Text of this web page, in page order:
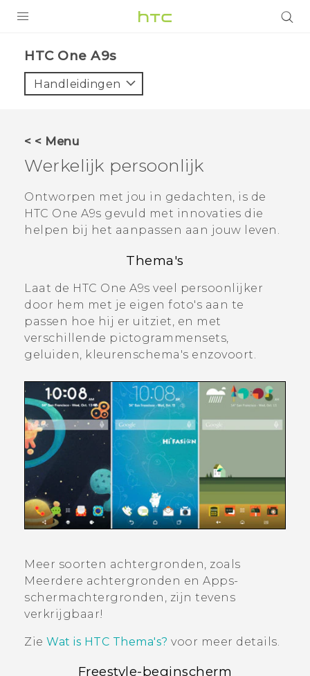
VIVE
HTC Club
SUPPORT
HTC One A9s‎
Handleidingen
< < Menu
Werkelijk persoonlijk
Ontworpen met jou in gedachten, is de
HTC One A9s gevuld met innovaties die
helpen bij het aanpassen aan jouw leven.
Thema's
Laat de HTC One A9s veel persoonlijker
door hem met je eigen foto's aan te
passen hoe hij er uitziet, en met
verschillende pictogrammensets,
geluiden, kleurenschema's enzovoort.
Meer soorten achtergronden, zoals
Meerdere achtergronden en Apps-
schermachtergronden, zijn tevens
verkrijgbaar!
Zie Wat is HTC Thema's? voor meer details.
Freestyle-beginscherm